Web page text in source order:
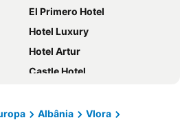
El Primero Hotel
Hotel Luxury
Hotel Artur
Castle Hotel
San Angelo Luxury Resort & Spa - Adults Only
Albânia
Vlora